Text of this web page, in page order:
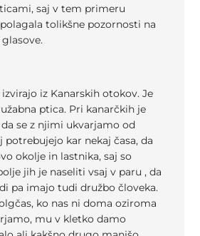
saj v tem primeru
tolikšne pozornosti na
iz Kanarskih otokov. Je
ptica. Pri kanarčkih je
se z njimi ukvarjamo od
potrebujejo kar nekaj časa, da
okolje in lastnika, saj so
jih je naseliti vsaj v paru , da
pa imajo tudi družbo človeka.
ko nas ni doma oziroma
mu v kletko damo